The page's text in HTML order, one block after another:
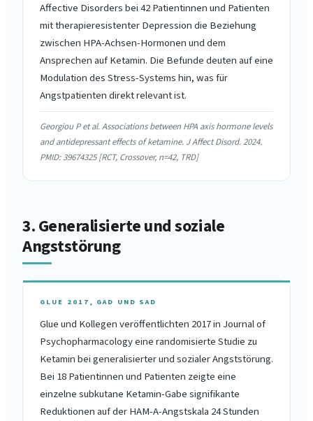
Affective Disorders bei 42 Patientinnen und Patienten
mit therapieresistenter Depression die Beziehung
zwischen HPA-Achsen-Hormonen und dem
Ansprechen auf Ketamin. Die Befunde deuten auf eine
Modulation des Stress-Systems hin, was für
Angstpatienten direkt relevant ist.
Georgiou P et al. Associations between HPA axis hormone levels
and antidepressant effects of ketamine. J Affect Disord. 2024.
PMID: 39674325 [RCT, Crossover, n=42, TRD]
3. Generalisierte und soziale
Angststörung
GLUE 2017, GAD UND SAD
Glue und Kollegen veröffentlichten 2017 in Journal of
Psychopharmacology eine randomisierte Studie zu
Ketamin bei generalisierter und sozialer Angststörung.
Bei 18 Patientinnen und Patienten zeigte eine
einzelne subkutane Ketamin-Gabe signifikante
Reduktionen auf der HAM-A-Angstskala 24 Stunden